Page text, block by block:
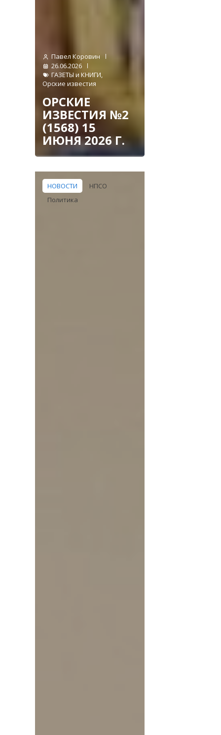
Павел Коровин
26.06.2026
ГАЗЕТЫ и КНИГИ,
Орские известия
ОРСКИЕ
ИЗВЕСТИЯ №2
(1568) 15
ИЮНЯ 2026 Г.
НОВОСТИ
НПСО
Политика